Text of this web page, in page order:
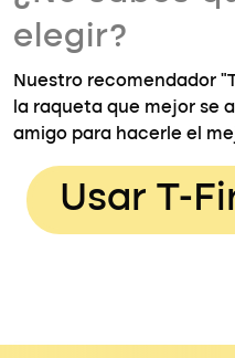
elegir?
Nuestro recomendador
la raqueta que mejor se
amigo para hacerle el
Usar T-